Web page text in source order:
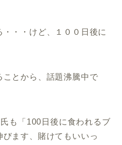
・・けど、１００日後に
ことから、話題沸騰中で
も「100日後に食われるブ
ます、賭けてもいいっ